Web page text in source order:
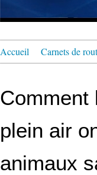
Accueil Carnets de
Comment
plein air
animaux